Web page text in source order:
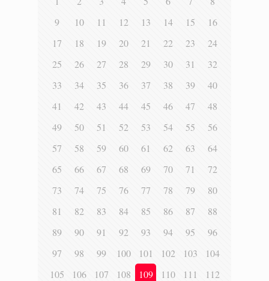
9
10 11 12 13 14 15
16
17
18 19 20 21 22 23
24
25
26 27 28 29 30 31
32
33
34 35 36 37 38 39
40
41
42 43 44 45 46 47
48
49
50 51 52 53 54 55
56
57
58 59 60 61 62 63
64
65
66 67 68 69 70 71
72
73
74 75 76 77 78 79
80
81
82 83 84 85 86 87
88
89
90 91 92 93 94 95
96
97
98 99 100 101 102 103
104
105
106 107 108 109 110 111
112